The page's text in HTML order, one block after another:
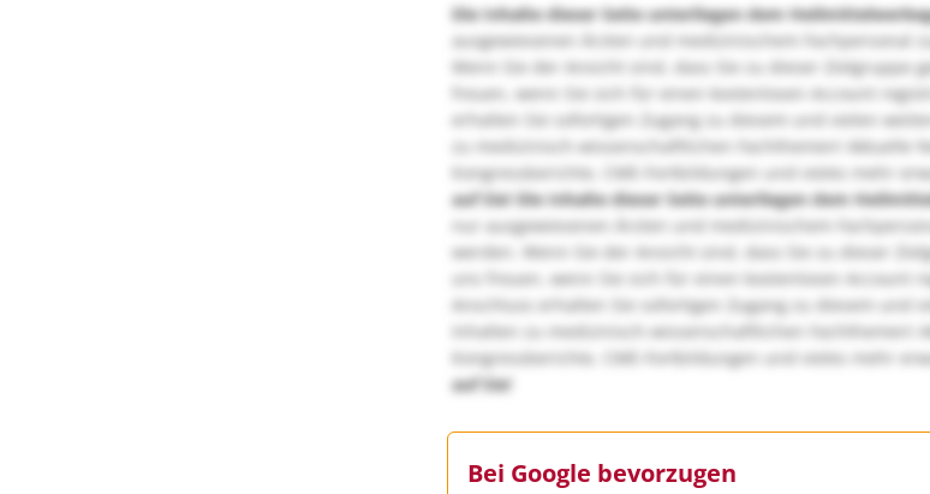
Die Inhalte dieser Seite unterliegen dem
ausgewiesenen Ärzten und medizinischem Fachpersonal
Wenn Sie der Ansicht sind, dass Sie zu dieser Zielgruppe
freuen, wenn Sie sich für einen kostenlosen Account
erhalten Sie sofortigen Zugang zu diesem und vielen
zu medizinisch-wissenschaftlichen Fachthemen! Aktuelle
Kongressberichte, CME-Fortbildungen und vieles mehr
auf Sie! Die Inhalte dieser Seite unterliegen dem
nur ausgewiesenen Ärzten und medizinischem
werden. Wenn Sie der Ansicht sind, dass Sie zu dieser
uns freuen, wenn Sie sich für einen kostenlosen Account
Anschluss erhalten Sie sofortigen Zugang zu diesem und
Inhalten zu medizinisch-wissenschaftlichen Fachthemen!
Kongressberichte, CME-Fortbildungen und vieles mehr
auf Sie!
Bei Google bevorzugen